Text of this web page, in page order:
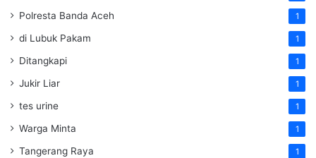
Polresta Banda Aceh 1
di Lubuk Pakam 1
Ditangkapi 1
Jukir Liar 1
tes urine 1
Warga Minta 1
Tangerang Raya 1